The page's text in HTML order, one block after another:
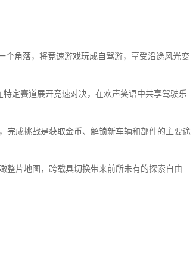
个角落，将竞速游戏玩成自驾游，享受沿途风光变
定赛道展开竞速对决，在欢声笑语中共享驾驶乐
完成挑战是获取金币、解锁新车辆和部件的主要途
整片地图，跨载具切换带来前所未有的探索自由